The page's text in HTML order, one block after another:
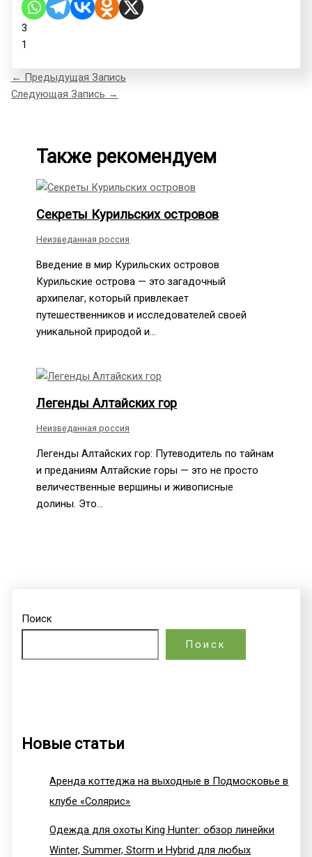
3
1
← Предыдущая Запись
Следующая Запись →
Также рекомендуем
Секреты Курильских островов
Неизведанная россия
Введение в мир Курильских островов
Курильские острова — это загадочный
архипелаг, который привлекает
путешественников и исследователей своей
уникальной природой и…
Легенды Алтайских гор
Неизведанная россия
Легенды Алтайских гор: Путеводитель по тайнам
и преданиям Алтайские горы — это не просто
величественные вершины и живописные
долины. Это…
Поиск
Поиск
Новые статьи
Аренда коттеджа на выходные в Подмосковье в
клубе «Солярис»
Одежда для охоты King Hunter: обзор линейки
Winter, Summer, Storm и Hybrid для любых